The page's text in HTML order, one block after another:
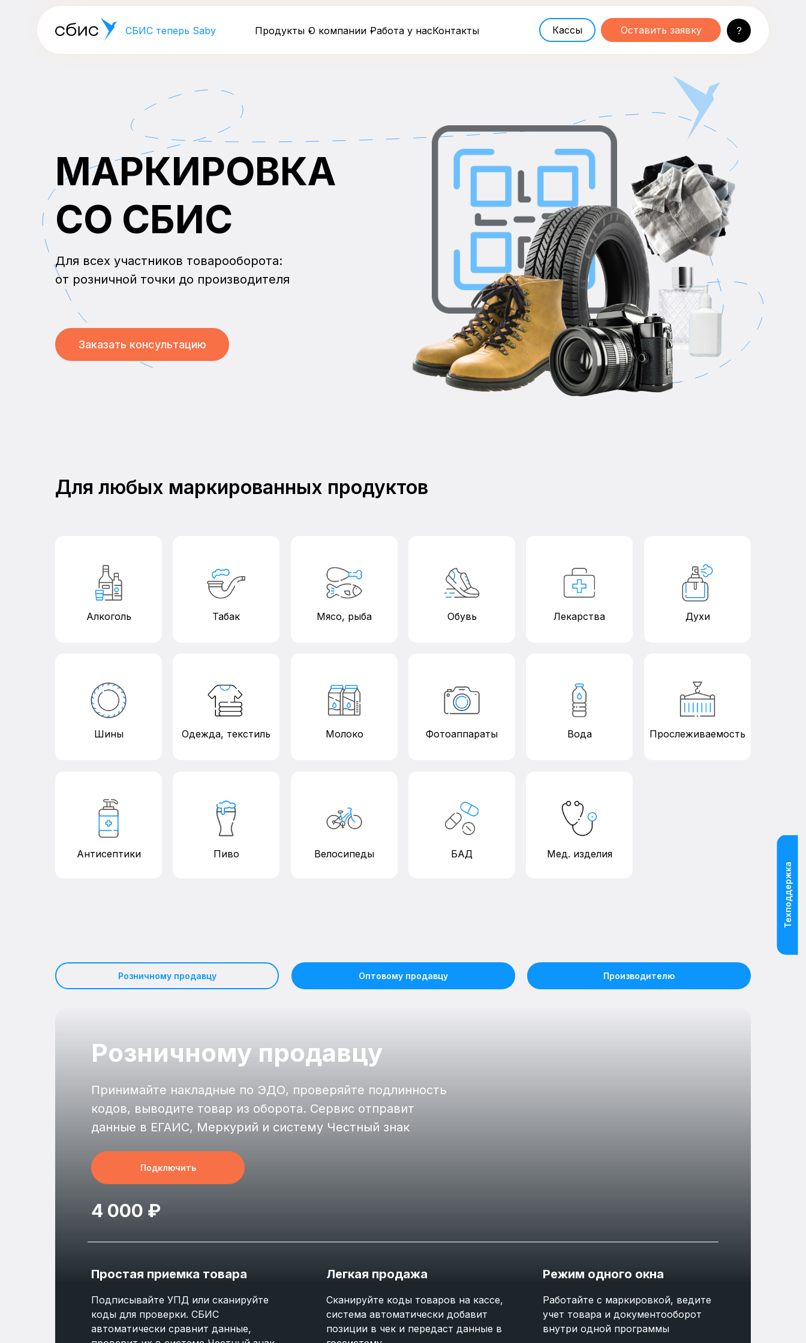
Кассы Оставить заявку
СБИС теперь Saby ?
Продукты О компании Работа у насКонтакты
МАРКИРОВКА
СО СБИС
Для всех участников товарооборота:
от розничной точки до производителя
Заказать консультацию
Для любых маркированных продуктов
Алкоголь Табак Мясо, рыба Обувь Лекарства Духи
Шины Одежда, текстиль Молоко Фотоаппараты Вода Прослеживаемость
Антисептики Пиво Велосипеды БАД Мед. изделия
Розничному продавцу Оптовому продавцу Производителю
Розничному продавцу
Принимайте накладные по ЭДО, проверяйте подлинность
кодов, выводите товар из оборота. Сервис отправит
данные в ЕГАИС, Меркурий и систему Честный знак
Подключить
4 000 ₽
Режим одного окна
Работайте с маркировкой, ведите
учет товара и документооборот
внутри одной программы
Простая приемка товара
Подписывайте УПД или сканируйте
коды для проверки. СБИС
автоматически сравнит данные,
Легкая продажа
Сканируйте коды товаров на кассе,
система автоматически добавит
позиции в чек и передаст данные в
Техподдержка